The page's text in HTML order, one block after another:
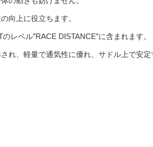
向上に役立ちます。
レベル”RACE DISTANCE”に含まれます。
れ、軽量で通気性に優れ、サドル上で安